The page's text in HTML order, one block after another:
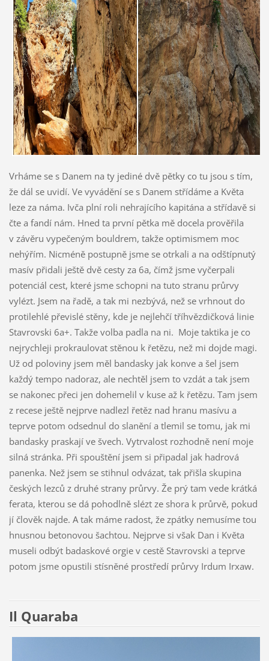
Vrháme se s Danem na ty jediné dvě pětky co tu jsou s tím,
že dál se uvidí. Ve vyvádění se s Danem střídáme a Květa
leze za náma. Ivča plní roli nehrajícího kapitána a střídavě si
čte a fandí nám. Hned ta první pětka mě docela prověřila
v závěru vypečeným bouldrem, takže optimismem moc
nehýřím. Nicméně postupně jsme se otrkali a na odštípnutý
masív přidali ještě dvě cesty za 6a, čímž jsme vyčerpali
potenciál cest, které jsme schopni na tuto stranu průrvy
vylézt. Jsem na řadě, a tak mi nezbývá, než se vrhnout do
protilehlé převislé stěny, kde je nejlehčí tříhvězdičková linie
Stavrovski 6a+. Takže volba padla na ni. Moje taktika je co
nejrychleji prokraulovat stěnou k řetězu, než mi dojde magi.
Už od poloviny jsem měl bandasky jak konve a šel jsem
každý tempo nadoraz, ale nechtěl jsem to vzdát a tak jsem
se nakonec přeci jen dohemelil v kuse až k řetězu. Tam jsem
z recese ještě nejprve nadlezl řetěz nad hranu masívu a
teprve potom odsednul do slanění a tlemil se tomu, jak mi
bandasky praskají ve švech. Vytrvalost rozhodně není moje
silná stránka. Při spouštění jsem si připadal jak hadrová
panenka. Než jsem se stihnul odvázat, tak přišla skupina
českých lezců z druhé strany průrvy. Že prý tam vede krátká
ferata, kterou se dá pohodlně slézt ze shora k průrvě, pokud
jí člověk najde. A tak máme radost, že zpátky nemusíme tou
hnusnou betonovou šachtou. Nejprve si však Dan i Květa
museli odbýt badaskové orgie v cestě Stavrovski a teprve
potom jsme opustili stísněné prostředí průrvy Irdum Irxaw.
Il Quaraba